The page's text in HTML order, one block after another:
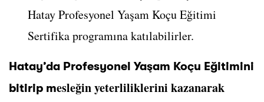
Hatay Profesyonel Yaşam Koçu Eğitimi
Sertifika programına katılabilirler.
Hatay’da Profesyonel Yaşam Koçu Eğitimini
bitirip mesleğin yeterliliklerini kazanarak